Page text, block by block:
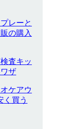
レーと
の購入
査キッ
ザ
ケアウ
く買う